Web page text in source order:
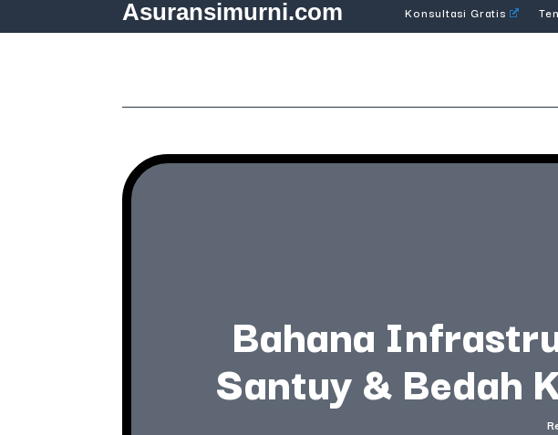
Asuransimurni.com Konsultasi Gratis
Bahana
Santuy & Bedah